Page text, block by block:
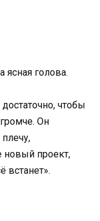
ясная голова.
чтобы
Он
новый проект,
встанет».